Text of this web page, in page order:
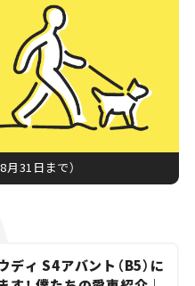
月31日まで）
ディ S4アバント（B5）に